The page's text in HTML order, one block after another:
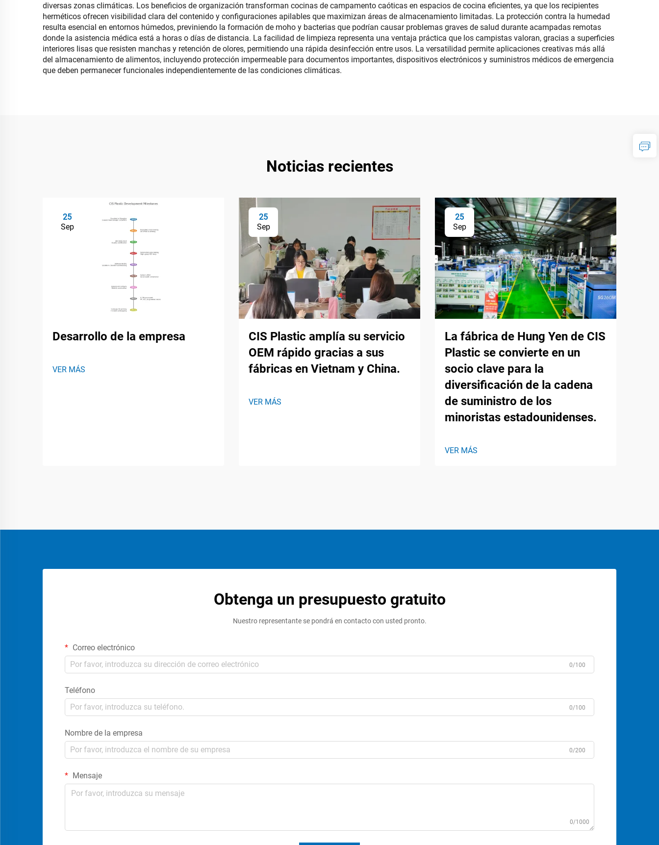
diversas zonas climáticas. Los beneficios de organización transforman cocinas de campamento caóticas en espacios de cocina eficientes, ya que los recipientes
herméticos ofrecen visibilidad clara del contenido y configuraciones apilables que maximizan áreas de almacenamiento limitadas. La protección contra la humedad
resulta esencial en entornos húmedos, previniendo la formación de moho y bacterias que podrían causar problemas graves de salud durante acampadas remotas
donde la asistencia médica está a horas o días de distancia. La facilidad de limpieza representa una ventaja práctica que los campistas valoran, gracias a superficies
interiores lisas que resisten manchas y retención de olores, permitiendo una rápida desinfección entre usos. La versatilidad permite aplicaciones creativas más allá
del almacenamiento de alimentos, incluyendo protección impermeable para documentos importantes, dispositivos electrónicos y suministros médicos de emergencia
que deben permanecer funcionales independientemente de las condiciones climáticas.
Noticias recientes
25
Sep
Desarrollo de la empresa
VER MÁS
25
Sep
CIS Plastic amplía su servicio
OEM rápido gracias a sus
fábricas en Vietnam y China.
VER MÁS
25
Sep
La fábrica de Hung Yen de CIS
Plastic se convierte en un
socio clave para la
diversificación de la cadena
de suministro de los
minoristas estadounidenses.
VER MÁS
Obtenga un presupuesto gratuito
Nuestro representante se pondrá en contacto con usted pronto.
Correo electrónico
0/100
Teléfono
0/100
Nombre de la empresa
0/200
Mensaje
0/1000